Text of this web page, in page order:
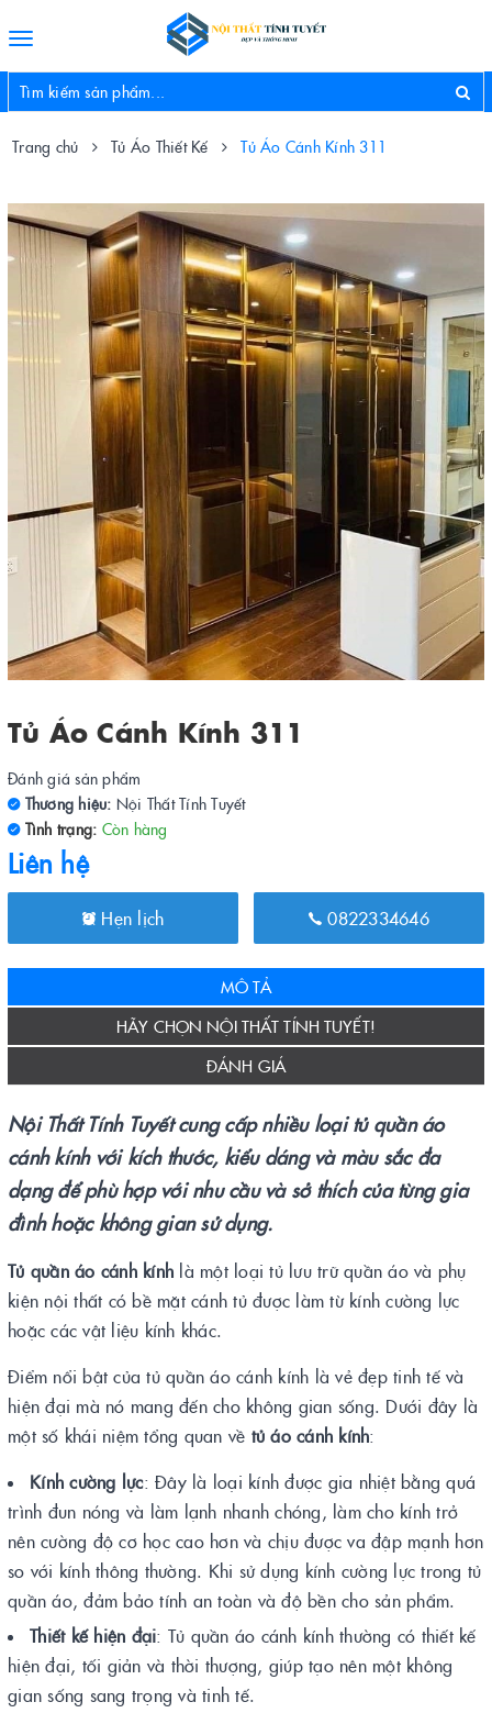
Toggle
Trang chủ Tủ Áo Thiết Kế Tủ Áo Cánh Kính 311
Tủ Áo Cánh Kính 311
Đánh giá sản phẩm
Thương hiệu: Nội Thất Tính Tuyết
Tình trạng: Còn hàng
Liên hệ
Hẹn lịch 0822334646
MÔ TẢ
HÃY CHỌN NỘI THẤT TÍNH TUYẾT!
ĐÁNH GIÁ
Nội Thất Tính Tuyết cung cấp nhiều loại tủ quần áo
cánh kính với kích thước, kiểu dáng và màu sắc đa
dạng để phù hợp với nhu cầu và sở thích của từng gia
đình hoặc không gian sử dụng.
Tủ quần áo cánh kính là một loại tủ lưu trữ quần áo và phụ
kiện nội thất có bề mặt cánh tủ được làm từ kính cường lực
hoặc các vật liệu kính khác.
Điểm nổi bật của tủ quần áo cánh kính là vẻ đẹp tinh tế và
hiện đại mà nó mang đến cho không gian sống. Dưới đây là
một số khái niệm tổng quan về tủ áo cánh kính:
Kính cường lực: Đây là loại kính được gia nhiệt bằng quá
trình đun nóng và làm lạnh nhanh chóng, làm cho kính trở
nên cường độ cơ học cao hơn và chịu được va đập mạnh hơn
so với kính thông thường. Khi sử dụng kính cường lực trong tủ
quần áo, đảm bảo tính an toàn và độ bền cho sản phẩm.
Thiết kế hiện đại: Tủ quần áo cánh kính thường có thiết kế
hiện đại, tối giản và thời thượng, giúp tạo nên một không
gian sống sang trọng và tinh tế.